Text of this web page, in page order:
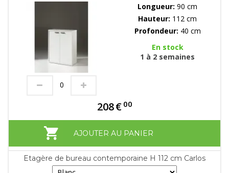
Longueur: 90 cm
Hauteur: 112 cm
Profondeur: 40 cm
En stock
1 à 2 semaines
208€ 00
AJOUTER AU PANIER
Etagère de bureau contemporaine H 112 cm Carlos